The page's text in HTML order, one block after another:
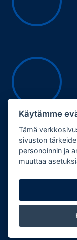
Käytämme
Tämä
sivuston
personoinnin ja
muuttaa